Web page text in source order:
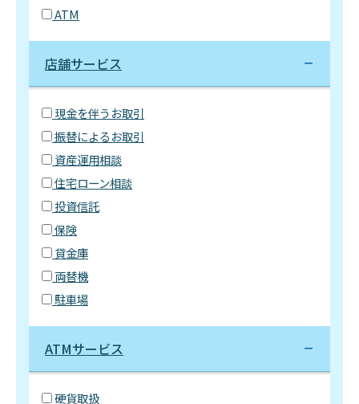
ATM
店舗サービス
現金を伴うお取引
振替によるお取引
資産運用相談
住宅ローン相談
投資信託
保険
貸金庫
両替機
駐車場
ATMサービス
硬貨取扱